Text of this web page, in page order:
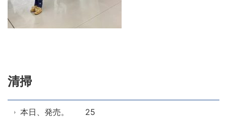
清掃
本日、発売。 25